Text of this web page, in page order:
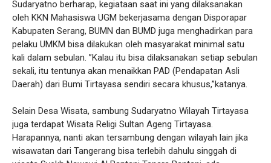
Sudaryatno berharap, kegiataan saat ini yang dilaksanakan
oleh KKN Mahasiswa UGM bekerjasama dengan Disporapar
Kabupaten Serang, BUMN dan BUMD juga menghadirkan para
pelaku UMKM bisa dilakukan oleh masyarakat minimal satu
kali dalam sebulan. ”Kalau itu bisa dilaksanakan setiap sebulan
sekali, itu tentunya akan menaikkan PAD (Pendapatan Asli
Daerah) dari Bumi Tirtayasa sendiri secara khusus,”katanya.
Selain Desa Wisata, sambung Sudaryatno Wilayah Tirtayasa
juga terdapat Wisata Religi Sultan Ageng Tirtayasa.
Harapannya, nanti akan tersambung dengan wilayah lain jika
wisawatan dari Tangerang bisa terlebih dahulu singgah di